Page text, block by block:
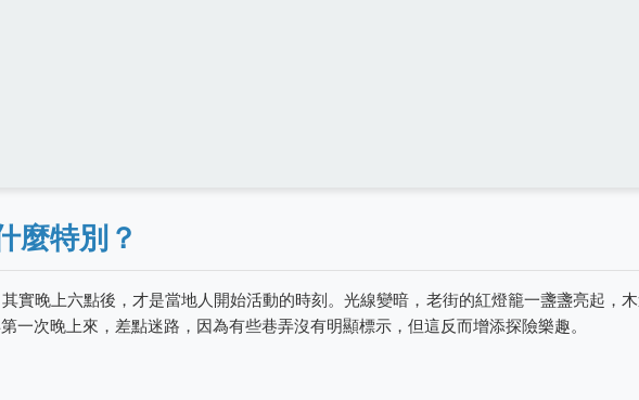
麼特別？
實晚上六點後，才是當地人開始活動的時刻。光線變暗，老街的紅燈籠一盞盞亮起，
一次晚上來，差點迷路，因為有些巷弄沒有明顯標示，但這反而增添探險樂趣。